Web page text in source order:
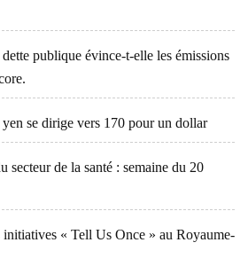
publique évince-t-elle les émissions
se dirige vers 170 pour un dollar
secteur de la santé : semaine du 20
initiatives « Tell Us Once » au Royaume-